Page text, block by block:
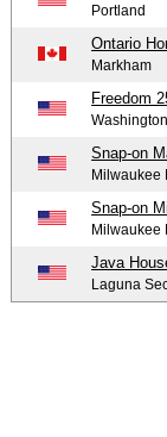
Portland
Ontario
Markham
Freedom
Washington
Snap-on
Milwaukee
Snap-on
Milwaukee
Java
Laguna